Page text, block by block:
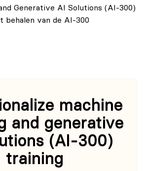
Generative AI Solutions (AI-300)
behalen van de AI-300
machine
and generative
(AI-300)
training